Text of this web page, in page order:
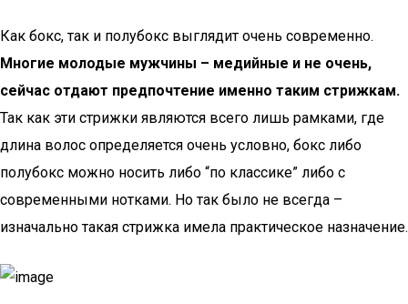
Как бокс, так и полубокс выглядит очень современно.
Многие молодые мужчины – медийные и не очень,
сейчас отдают предпочтение именно таким стрижкам.
Так как эти стрижки являются всего лишь рамками, где
длина волос определяется очень условно, бокс либо
полубокс можно носить либо “по классике” либо с
современными нотками. Но так было не всегда –
изначально такая стрижка имела практическое назначение.